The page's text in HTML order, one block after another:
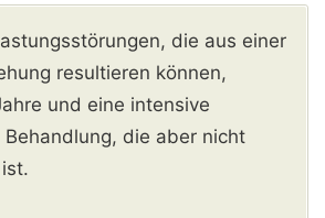
die aus einer
resultieren können,
und eine intensive
die aber nicht